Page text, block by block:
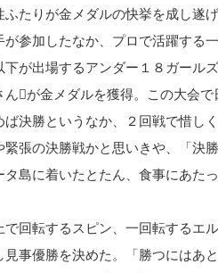
たりが金メダルの快挙を成し遂
参加したなか、プロで活躍する
が出場するアンダー１８ガール
が金メダルを獲得。この大会で
決勝というなか、２回戦で惜し
緊張の決勝戦かと思いきや、「決
島に着いたとたん、食事にあた
回転するスピン、一回転するエ
事優勝を決めた。「勝つにはあ